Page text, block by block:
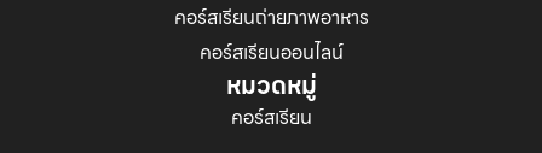
คอร์สเรียนถ่ายภาพอาหาร
คอร์สเรียนออนไลน์
หมวดหมู่
คอร์สเรียน